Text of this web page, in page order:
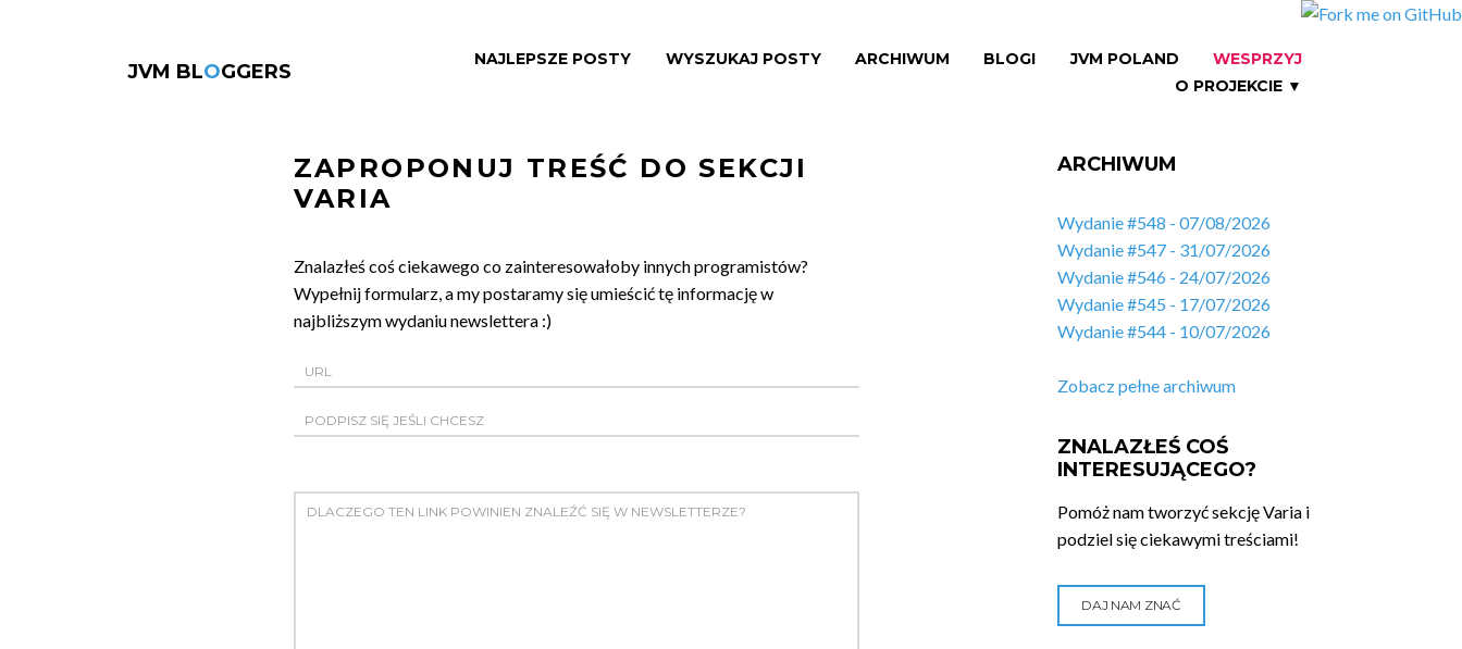
JVM BLOGGERS
NAJLEPSZE POSTY WYSZUKAJ POSTY ARCHIWUM BLOGI JVM POLAND
WESPRZYJ
O PROJEKCIE ▼
ZAPROPONUJ TREŚĆ DO SEKCJI
VARIA
Znalazłeś coś ciekawego co zainteresowałoby innych programistów?
Wypełnij formularz, a my postaramy się umieścić tę informację w
najbliższym wydaniu newslettera :)
ARCHIWUM
Wydanie #548 - 07/08/2026
Wydanie #547 - 31/07/2026
Wydanie #546 - 24/07/2026
Wydanie #545 - 17/07/2026
Wydanie #544 - 10/07/2026
Zobacz pełne archiwum
ZNALAZŁEŚ COŚ
INTERESUJĄCEGO?
Pomóż nam tworzyć sekcję Varia i
podziel się ciekawymi treściami!
DAJ NAM ZNAĆ